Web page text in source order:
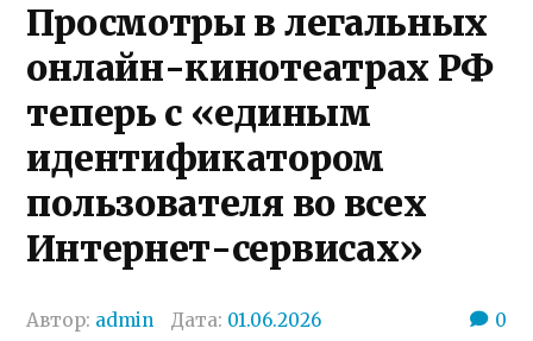
Просмотры в легальных
онлайн-кинотеатрах РФ
теперь с «единым
идентификатором
пользователя во всех
Интернет-сервисах»
Автор: admin Дата: 01.06.2026 0